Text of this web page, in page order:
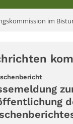
im
: